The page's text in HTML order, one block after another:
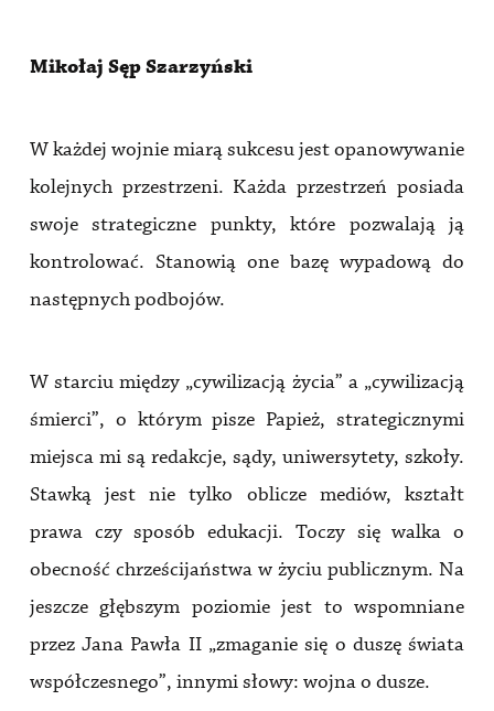
Mikołaj Sęp Szarzyński
W każdej wojnie miarą sukcesu jest opanowywanie
kolejnych przestrzeni. Każda przestrzeń posiada
swoje strategiczne punkty, które pozwalają ją
kontrolować. Stanowią one bazę wypadową do
następnych podbojów.
W starciu między „cywilizacją życia” a „cywilizacją
śmierci”, o którym pisze Papież, strategicznymi
miejsca mi są redakcje, sądy, uniwersytety, szkoły.
Stawką jest nie tylko oblicze mediów, kształt
prawa czy sposób edukacji. Toczy się walka o
obecność chrześcijaństwa w życiu publicznym. Na
jeszcze głębszym poziomie jest to wspomniane
przez Jana Pawła II „zmaganie się o duszę świata
współczesnego”, innymi słowy: wojna o dusze.